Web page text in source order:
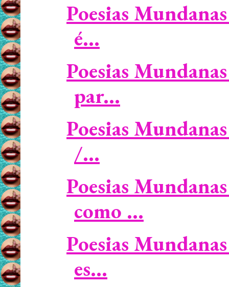
Poesias
é...
Poesias
par...
Poesias
/...
Poesias
como ...
Poesias
es...